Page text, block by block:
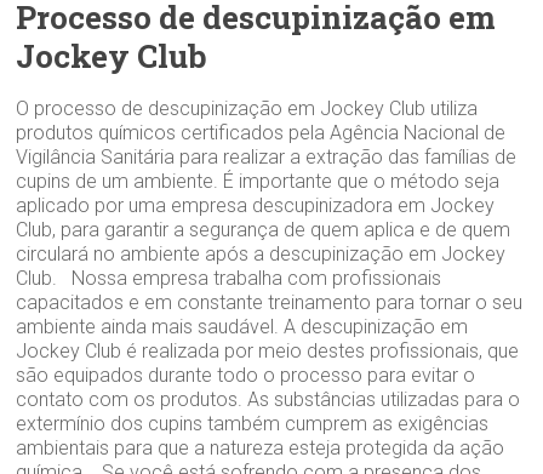
Processo de descupinização em
Jockey Club
O processo de descupinização em Jockey Club utiliza
produtos químicos certificados pela Agência Nacional de
Vigilância Sanitária para realizar a extração das famílias de
cupins de um ambiente. É importante que o método seja
aplicado por uma empresa descupinizadora em Jockey
Club, para garantir a segurança de quem aplica e de quem
circulará no ambiente após a descupinização em Jockey
Club. Nossa empresa trabalha com profissionais
capacitados e em constante treinamento para tornar o seu
ambiente ainda mais saudável. A descupinização em
Jockey Club é realizada por meio destes profissionais, que
são equipados durante todo o processo para evitar o
contato com os produtos. As substâncias utilizadas para o
extermínio dos cupins também cumprem as exigências
ambientais para que a natureza esteja protegida da ação